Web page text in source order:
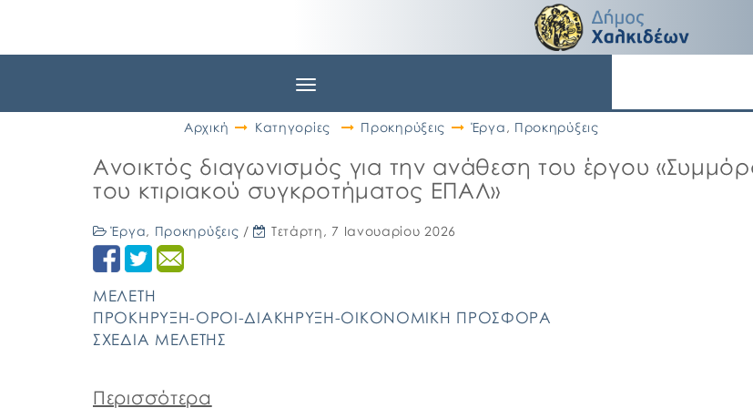
Toggle
Αρχική
Κατηγορίες Προκηρύξεις Έργα , Προκηρύξεις
Ανοικτός διαγωνισμός για την ανάθεση του έργου
του κτιριακού συγκροτήματος ΕΠΑΛ»
Έργα, Προκηρύξεις / Τετάρτη, 7 Ιανουαρίου 2026
ΜΕΛΕΤΗ
ΠΡΟΚΗΡΥΞΗ-ΟΡΟΙ-ΔΙΑΚΗΡΥΞΗ-ΟΙΚΟΝΟΜΙΚΗ ΠΡΟΣΦΟΡΑ
ΣΧΕΔΙΑ ΜΕΛΕΤΗΣ
Περισσότερα